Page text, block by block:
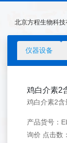
北京方程生物科技
仪器设备
鸡白介素2
产品货号：
询价 点击数